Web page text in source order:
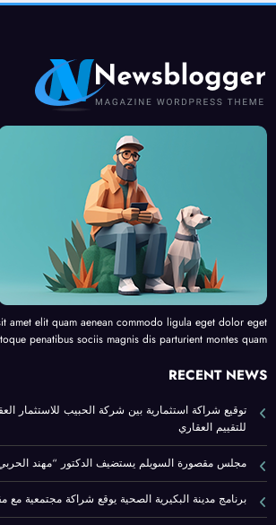
amet elit quam aenean commodo ligula eget dolor eget
penatibus sociis magnis dis parturient montes quam.
RECENT NEWS
توقيع شراكة استثمارية بين شركة الحبيب للاستثمار
للتقييم العقاري
مجلس مقصورة السويلم يستضيف الدكتور “مهند
برنامج مدينة البكيرية الصحية يوقع شراكة مجتمعية مع